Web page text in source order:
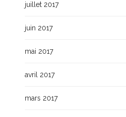
juillet 2017
juin 2017
mai 2017
avril 2017
mars 2017